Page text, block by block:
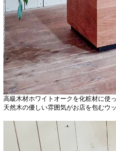
高級木材ホワイトオークを化粧材に使
天然木の優しい雰囲気がお店を包むウ